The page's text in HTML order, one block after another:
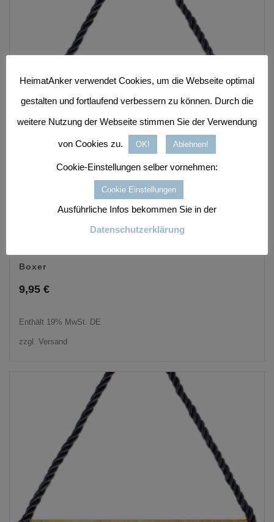
Boxer
9,95 €
Enthält 19% MwSt. DE
zzgl. Versand
HeimatAnker verwendet Cookies, um die Webseite optimal
gestalten und fortlaufend verbessern zu können. Durch die
weitere Nutzung der Webseite stimmen Sie der Verwendung
von Cookies zu. OK! Ablehnen!
Cookie-Einstellungen selber vornehmen:
Cookie Einstellungen
Ausführliche Infos bekommen Sie in der
Datenschutzerklärung